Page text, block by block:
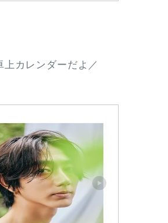
カレンダーだよ／